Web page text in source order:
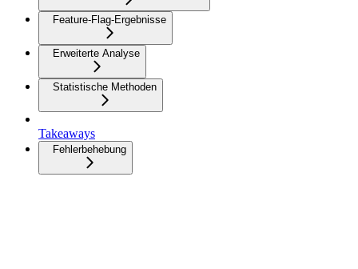
Feature-Flag-Ergebnisse
Erweiterte Analyse
Statistische Methoden
Takeaways
Fehlerbehebung